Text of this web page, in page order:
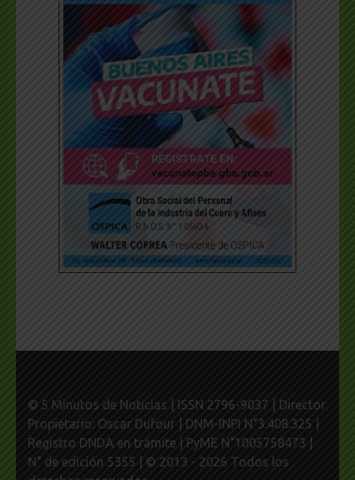
© 5 Minutos de Noticias | ISSN 2796-9037 | Director
Propietario: Oscar Dufour | DNM-INPI N°3.408.325 |
Registro DNDA en trámite | PyME N°1005758473 |
N° de edición 5355 | © 2013 - 2026 Todos los